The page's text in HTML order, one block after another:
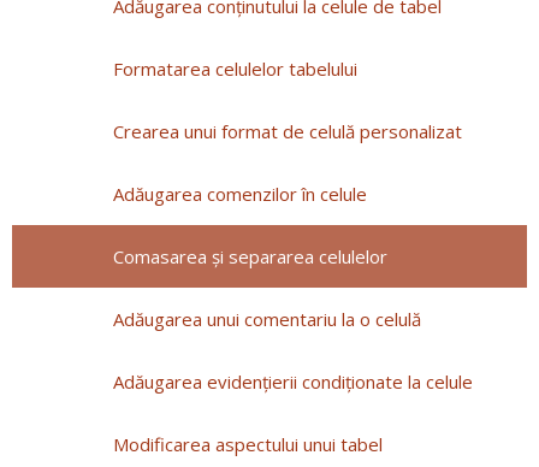
Adăugarea conţinutului la celule de tabel
Formatarea celulelor tabelului
Crearea unui format de celulă personalizat
Adăugarea comenzilor în celule
Comasarea și separarea celulelor
Adăugarea unui comentariu la o celulă
Adăugarea evidenţierii condiţionate la celule
Modificarea aspectului unui tabel